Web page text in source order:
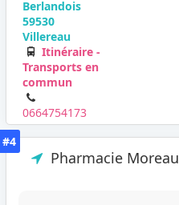
Berlandois
59530
Villereau
Itinéraire -
Transports en
commun
0664754173
#4
Pharmacie Moreau